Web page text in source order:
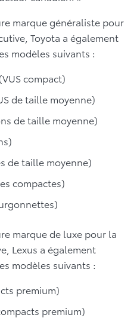
marque généraliste pour
Toyota a également
modèles suivants :
compact)
de taille moyenne)
de taille moyenne)
de taille moyenne)
compactes)
marque de luxe pour la
Lexus a également
modèles suivants :
premium)
premium)